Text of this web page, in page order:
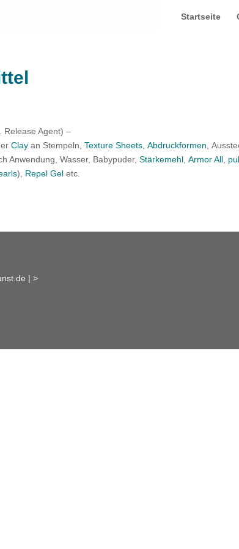
Startseite
Release Agent) –
Clay an Stempeln,Texture Sheets ,Abdruckformen ,
Anwendung, Wasser, Babypuder,Stärkemehl ,Armor All
), Repel Gel etc.
|>